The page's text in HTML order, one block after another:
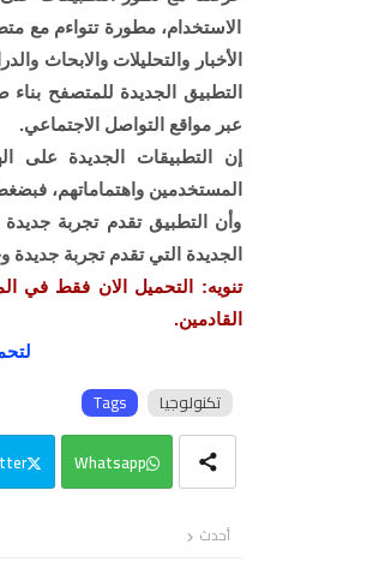
الاستخدام، مطورة تتواءم مع
الأخبار والتحليلات والابحاث
التطبيق الجديدة للمتصفح بناء
عبر مواقع التواصل الاجتماعي.
إن التطبيقات الجديدة على
المستخدمين واهتماماتهم،
وأن التطبيق تقدم تجربة
الجديدة التي تقدم تجربة جديدة
تنويه: التحميل الان فقط في
القادمين.
Tags تكنولوجيا
Whatsapp
أحدث